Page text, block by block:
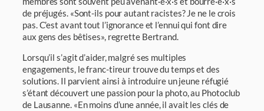
de préjugés. «Sont-ils pour autant racistes? Je ne le crois
pas. C’est avant tout l’ignorance et l’ennui qui font dire
aux gens des bêtises», regrette Bertrand.
Lorsqu’il s’agit d’aider, malgré ses multiples
engagements, le franc-tireur trouve du temps et des
solutions. Il parvient ainsi à introduire un jeune réfugié
s’étant découvert une passion pour la photo, au Photoclub
de Lausanne. «En moins d’une année, il avait les clés de